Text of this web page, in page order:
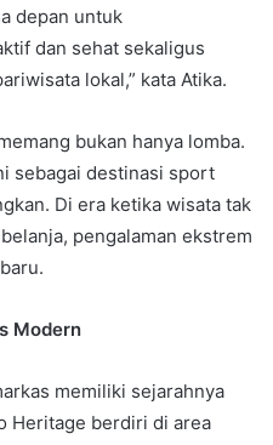
depan untuk
dan sehat sekaligus
lokal,” kata Atika.
bukan hanya lomba.
sebagai destinasi sport
Di era ketika wisata tak
pengalaman ekstrem
Modern
memiliki sejarahnya
Heritage berdiri di area